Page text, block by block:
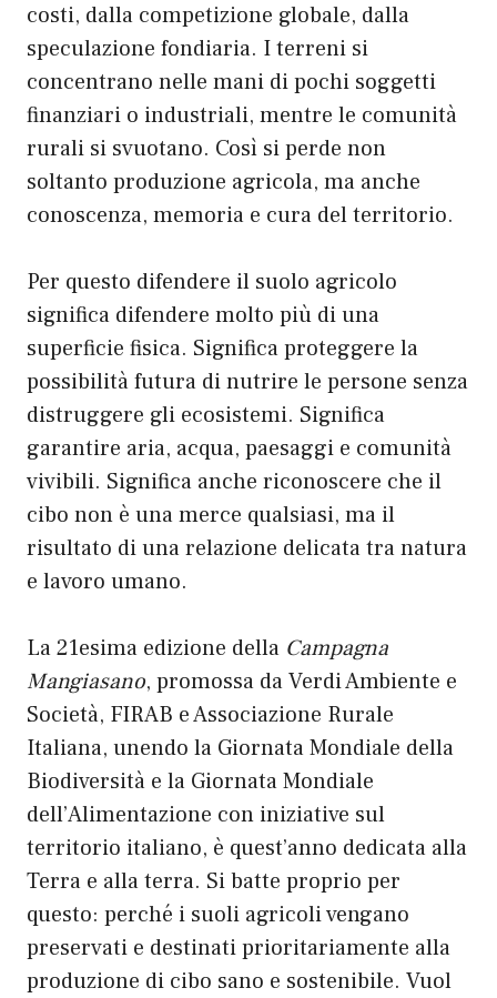
costi, dalla competizione globale, dalla
speculazione fondiaria. I terreni si
concentrano nelle mani di pochi soggetti
finanziari o industriali, mentre le comunità
rurali si svuotano. Così si perde non
soltanto produzione agricola, ma anche
conoscenza, memoria e cura del territorio.
Per questo difendere il suolo agricolo
significa difendere molto più di una
superficie fisica. Significa proteggere la
possibilità futura di nutrire le persone senza
distruggere gli ecosistemi. Significa
garantire aria, acqua, paesaggi e comunità
vivibili. Significa anche riconoscere che il
cibo non è una merce qualsiasi, ma il
risultato di una relazione delicata tra natura
e lavoro umano.
La 21esima edizione della Campagna
Mangiasano, promossa da Verdi Ambiente e
Società, FIRAB e Associazione Rurale
Italiana, unendo la Giornata Mondiale della
Biodiversità e la Giornata Mondiale
dell’Alimentazione con iniziative sul
territorio italiano, è quest’anno dedicata alla
Terra e alla terra. Si batte proprio per
questo: perché i suoli agricoli vengano
preservati e destinati prioritariamente alla
produzione di cibo sano e sostenibile. Vuol